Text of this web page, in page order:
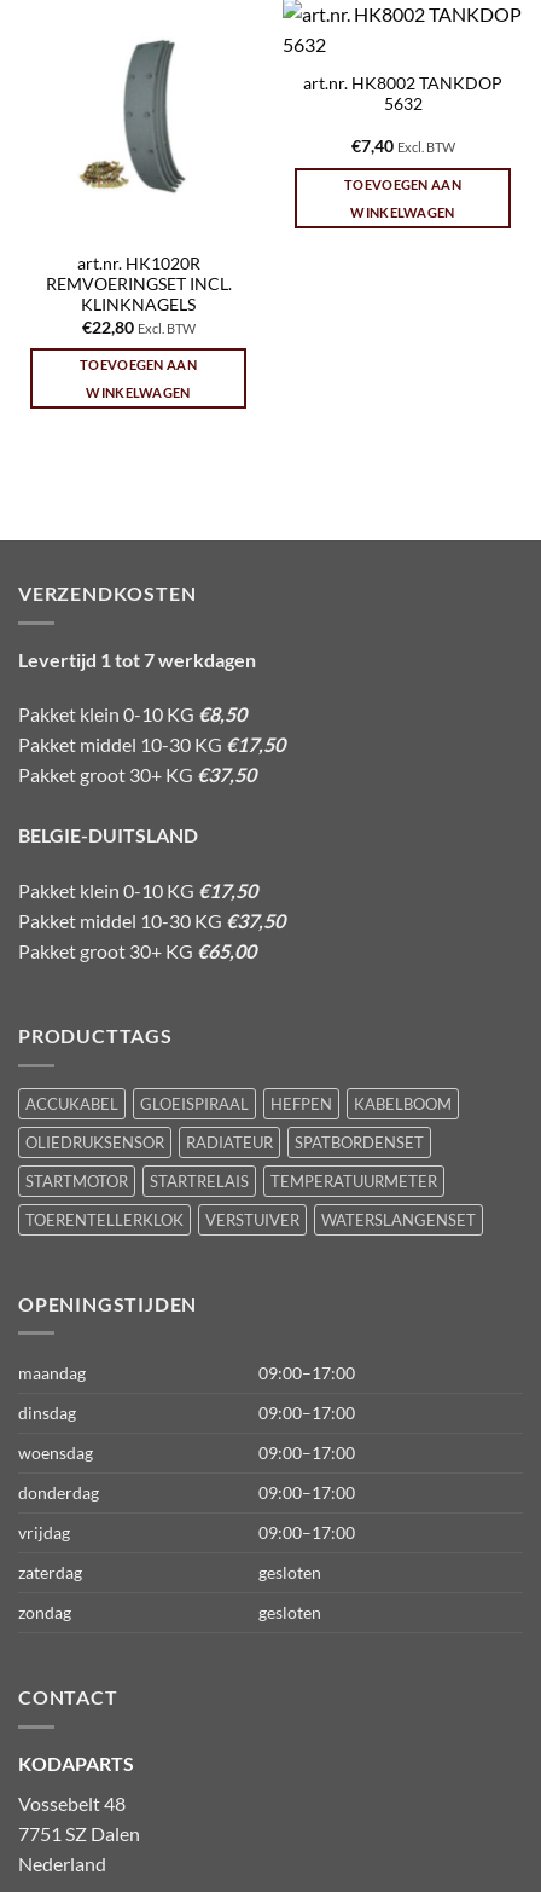
art.nr. HK1020R
REMVOERINGSET INCL.
KLINKNAGELS
€22,80 Excl. BTW
TOEVOEGEN AAN
WINKELWAGEN
art.nr. HK8002 TANKDOP
5632
€7,40 Excl. BTW
TOEVOEGEN AAN
WINKELWAGEN
VERZENDKOSTEN
Levertijd 1 tot 7 werkdagen
Pakket klein 0-10 KG €8,50
Pakket middel 10-30 KG €17,50
Pakket groot 30+ KG €37,50
BELGIE-DUITSLAND
Pakket klein 0-10 KG €17,50
Pakket middel 10-30 KG €37,50
Pakket groot 30+ KG €65,00
PRODUCTTAGS
ACCUKABEL GLOEISPIRAAL HEFPEN
KABELBOOM
OLIEDRUKSENSOR
RADIATEUR
SPATBORDENSET
STARTMOTOR
STARTRELAIS
TEMPERATUURMETER
TOERENTELLERKLOK
VERSTUIVER WATERSLANGENSET
OPENINGSTIJDEN
maandag
09:00–17:00
dinsdag
09:00–17:00
woensdag
09:00–17:00
donderdag
09:00–17:00
vrijdag
09:00–17:00
zaterdag
gesloten
zondag
gesloten
CONTACT
KODAPARTS
Vossebelt 48
7751 SZ Dalen
Nederland